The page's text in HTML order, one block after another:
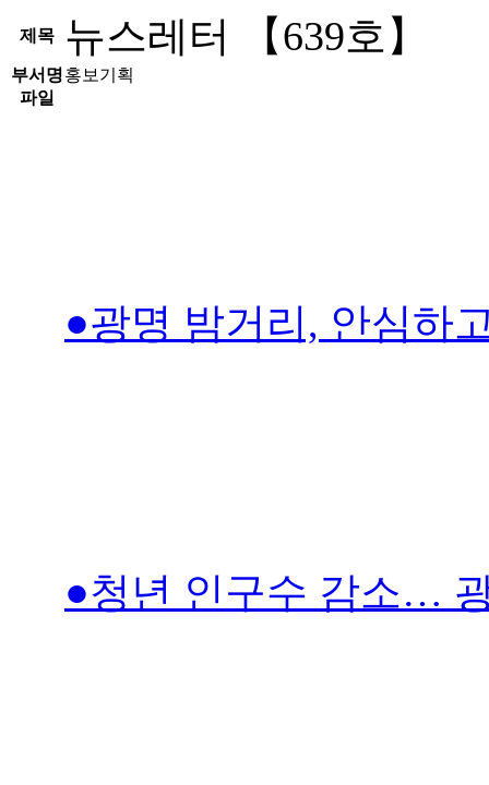
제목 뉴스레터 【639호】
부서명홍보기획
파일
●광명 밤거리, 안심하
●청년 인구수 감소…